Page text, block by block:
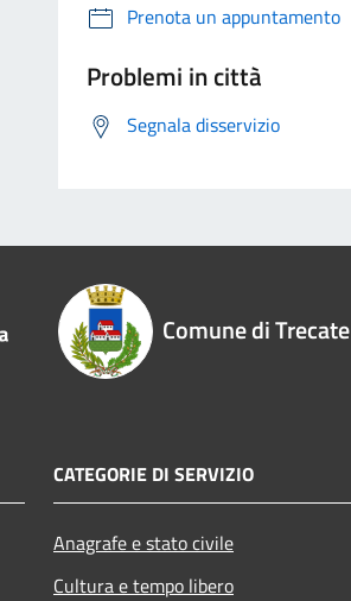
Prenota un appuntamento
Problemi in città
Segnala disservizio
Comune di Trecate
CATEGORIE DI SERVIZIO
Anagrafe e stato civile
Cultura e tempo libero